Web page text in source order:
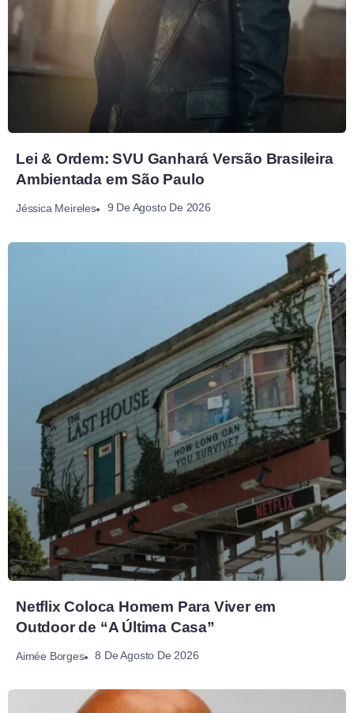
Lei & Ordem: SVU Ganhará Versão Brasileira
Ambientada em São Paulo
Jéssica Meireles 9 De Agosto De 2026
Netflix Coloca Homem Para Viver em
Outdoor de “A Última Casa”
Aimée Borges 8 De Agosto De 2026